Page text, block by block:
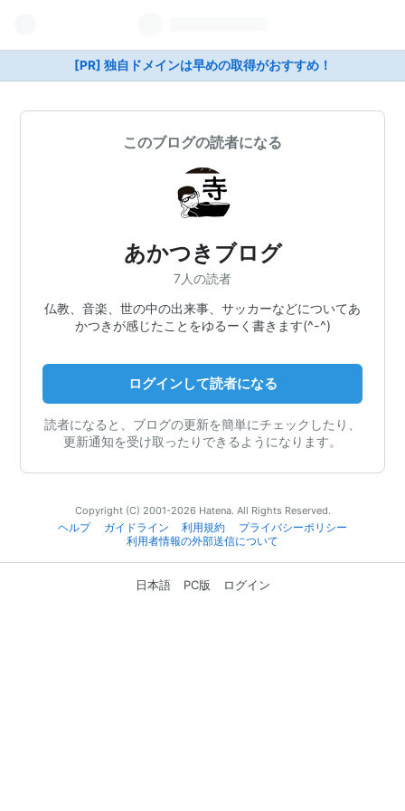
[PR] 独自ドメインは早めの取得がおすすめ！
このブログの読者になる
あかつきブログ
7人の読者
仏教、音楽、世の中の出来事、サッカーなどについてあ
かつきが感じたことをゆるーく書きます(^-^)
ログインして読者になる
読者になると、ブログの更新を簡単にチェックしたり、
更新通知を受け取ったりできるようになります。
Copyright (C) 2001-2026 Hatena. All Rights Reserved.
ヘルプ
ガイドライン 利用規約
プライバシーポリシー
利用者情報の外部送信について
日本語 PC版 ログイン